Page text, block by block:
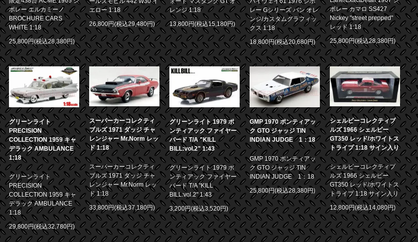
ボレー エルカミーノ
BROCHURE CARS
WHITE 1:18
25,800円(税込28,380円)
エロー 1:18
26,800円(税込29,480円)
レンジ 1:18
13,800円(税込15,180円)
レー Gシリーズ バン オレ
ンジ/カスタムグラフィッ
クス 1:18
18,800円(税込20,680円)
ボレー カマロ SS427
Nickey "street prepped"
レッド 1:18
25,800円(税込28,380円)
グリーンライト
PRECISION
COLLECTION 1959 キャ
デラック AMBULANCE
1:18
グリーンライト
PRECISION
COLLECTION 1959 キャ
デラック AMBULANCE
1:18
29,800円(税込32,780円)
スーパーカーコレクティ
ブルズ 1971 ダッジ チャ
レンジャー Mr.Norm レッ
ド 1:18
スーパーカーコレクティ
ブルズ 1971 ダッジ チャ
レンジャー Mr.Norm レッ
ド 1:18
33,800円(税込37,180円)
グリーンライト 1979 ポ
ンティアック ファイヤー
バード T/A "KILL
BILL:vol.2" 1:43
グリーンライト 1979 ポ
ンティアック ファイヤー
バード T/A "KILL
BILL:vol.2" 1:43
3,200円(税込3,520円)
GMP 1970 ポンティアッ
ク GTO ジャッジ TIN
INDIAN JUDGE 1：18
GMP 1970 ポンティアッ
ク GTO ジャッジ TIN
INDIAN JUDGE 1：18
25,800円(税込28,380円)
シェルビーコレクティブ
ルズ 1966 シェルビー
GT350 レッド/ホワイトス
トライプ 1:18 サイン入り
シェルビーコレクティブ
ルズ 1966 シェルビー
GT350 レッド/ホワイトス
トライプ 1:18 サイン入り
12,800円(税込14,080円)